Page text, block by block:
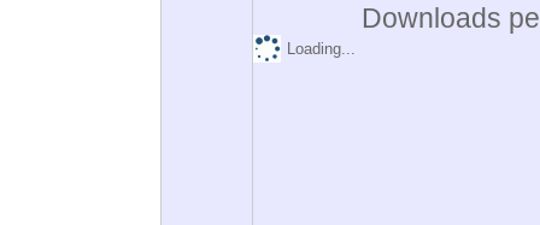
Downloads
Loading...